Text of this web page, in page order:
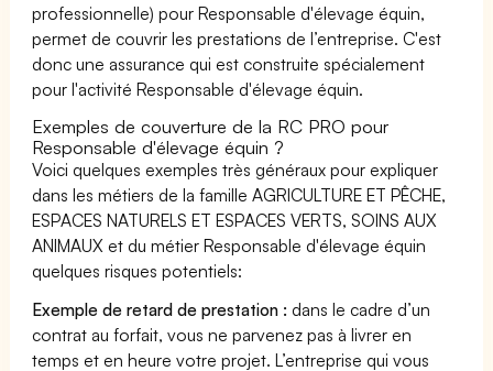
professionnelle) pour Responsable d'élevage équin,
permet de couvrir les prestations de l’entreprise. C'est
donc une assurance qui est construite spécialement
pour l'activité Responsable d'élevage équin.
Exemples de couverture de la RC PRO pour
Responsable d'élevage équin ?
Voici quelques exemples très généraux pour expliquer
dans les métiers de la famille AGRICULTURE ET PÊCHE,
ESPACES NATURELS ET ESPACES VERTS, SOINS AUX
ANIMAUX et du métier Responsable d'élevage équin
quelques risques potentiels:
Exemple de retard de prestation : dans le cadre d’un
contrat au forfait, vous ne parvenez pas à livrer en
temps et en heure votre projet. L’entreprise qui vous